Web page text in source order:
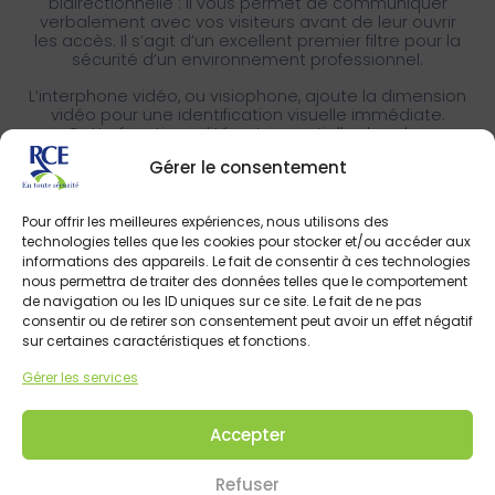
Gérer le consentement
Pour offrir les meilleures expériences, nous utilisons des
technologies telles que les cookies pour stocker et/ou accéder aux
informations des appareils. Le fait de consentir à ces technologies
nous permettra de traiter des données telles que le comportement
de navigation ou les ID uniques sur ce site. Le fait de ne pas
consentir ou de retirer son consentement peut avoir un effet négatif
sur certaines caractéristiques et fonctions.
Gérer les services
Accepter
Refuser
verbalement avec vos visiteurs avant de leur ouvrir
les accès. Il s’agit d’un excellent premier filtre pour la
sécurité d’un environnement professionnel.
L’interphone vidéo, ou visiophone, ajoute la dimension
vidéo pour une identification visuelle immédiate.
Cette fonctionnalité est essentielle dans les
environnements à risque ou très fréquentés, car elle
fournit un aperçu des allées et venues au sein de
Analogique, IP, SIP
Les systèmes d’interphonie reposent généralement
sur 3 grandes technologies :
Analogique :cette technologie se démarque par
sur un circuit électrique câblé reliant la platine de
d’interphone est robuste et fiable, et permet une
connexion câblée simple même sur une longue